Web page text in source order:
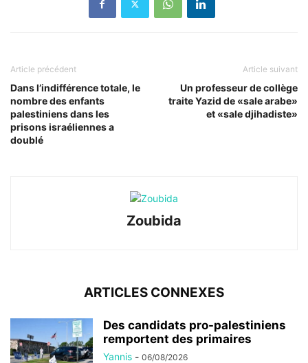
Article précédent
Dans l’indifférence totale, le
nombre des enfants
palestiniens dans les
prisons israéliennes a
doublé
Article suivant
Un professeur de collège
traite Yazid de «sale arabe»
et «sale djihadiste»
Zoubida
ARTICLES CONNEXES
Des candidats pro-palestiniens
remportent des primaires
Yannis - 06/08/2026